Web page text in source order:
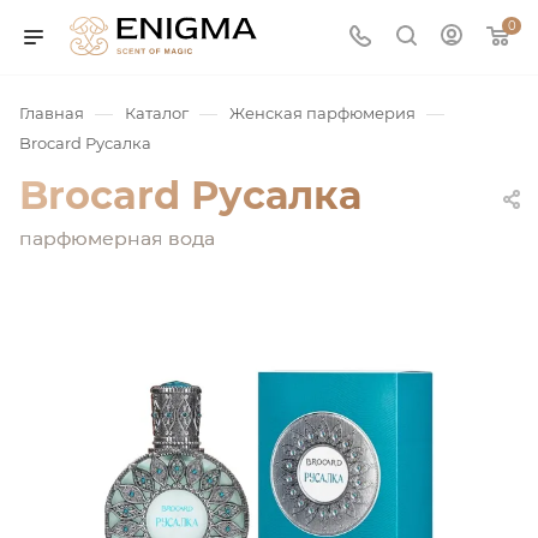
0
/ Нишевая
Главная — Каталог — Женская парфюмерия —
Brocard Русалка
Brocard Русалка
парфюмерная вода